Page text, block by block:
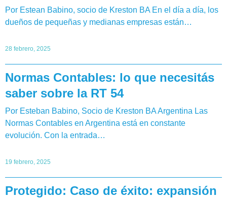
Por Estean Babino, socio de Kreston BA En el día a día, los
dueños de pequeñas y medianas empresas están…
28 febrero, 2025
Normas Contables: lo que necesitás
saber sobre la RT 54
Por Esteban Babino, Socio de Kreston BA Argentina Las
Normas Contables en Argentina está en constante
evolución. Con la entrada…
19 febrero, 2025
Protegido: Caso de éxito: expansión